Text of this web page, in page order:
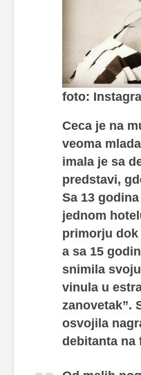
foto:
Ceca je na
veoma
imala je sa
predstavi,
Sa 13
jednom
primorju
a sa 15
snimila
vinula u
zanovetak”.
osvojila
debitanta na